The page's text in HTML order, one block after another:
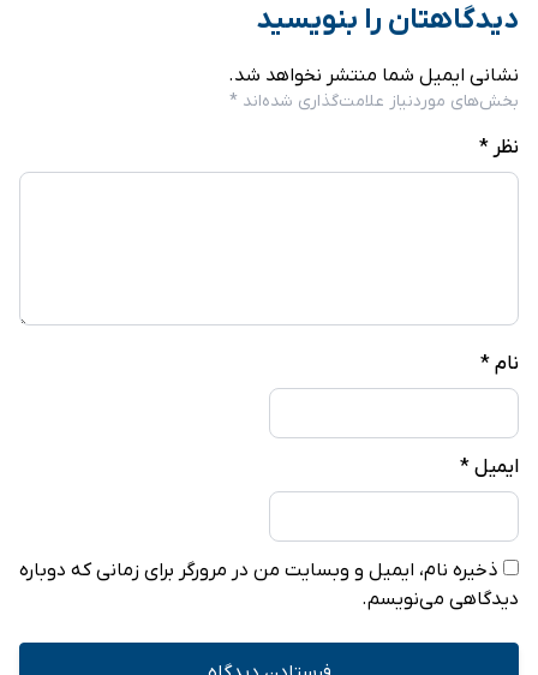
دیدگاهتان را بنویسید
نشانی ایمیل شما منتشر نخواهد شد.
بخش‌های موردنیاز علامت‌گذاری شده‌اند *
نظر *
نام *
ایمیل *
ذخیره نام، ایمیل و وبسایت من در مرورگر برای زمانی که دوباره
دیدگاهی می‌نویسم.